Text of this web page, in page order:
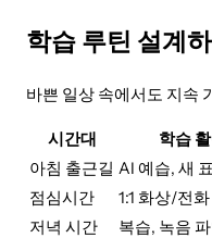
학습 루틴 설계
바쁜 일상 속에서도 지속
시간대 학습
아침 출근길 AI 예습, 새
점심시간
1:1 화상/전
저녁 시간
복습, 녹음